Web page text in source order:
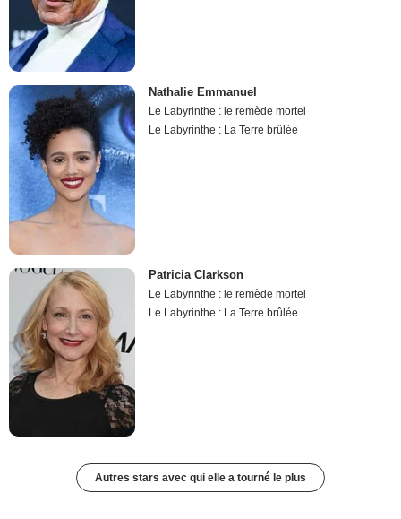
Nathalie Emmanuel
Le Labyrinthe : le remède mortel
Le Labyrinthe : La Terre brûlée
Patricia Clarkson
Le Labyrinthe : le remède mortel
Le Labyrinthe : La Terre brûlée
Autres stars avec qui elle a tourné le plus